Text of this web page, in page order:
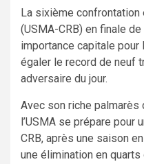
La sixième
(USMA-CRB) en finale
importance capitale
égaler le record de neuf
adversaire du jour.
Avec son riche palmarès
l’USMA se prépare pour
CRB, après une saison
une élimination en